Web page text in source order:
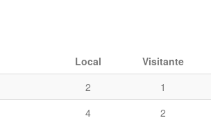
Local Visitante
2 1
4 2